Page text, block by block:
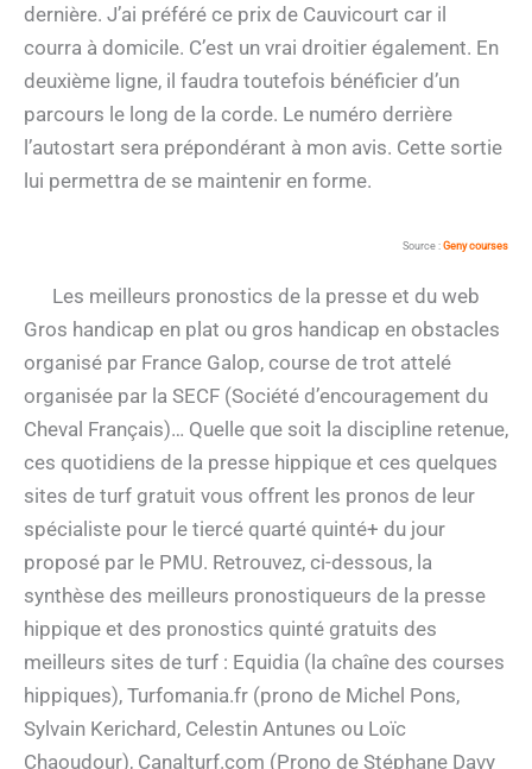
dernière. J’ai préféré ce prix de Cauvicourt car il
courra à domicile. C’est un vrai droitier également. En
deuxième ligne, il faudra toutefois bénéficier d’un
parcours le long de la corde. Le numéro derrière
l’autostart sera prépondérant à mon avis. Cette sortie
lui permettra de se maintenir en forme.
Source : Geny courses
Les meilleurs pronostics de la presse et du web
Gros handicap en plat ou gros handicap en obstacles
organisé par France Galop, course de trot attelé
organisée par la SECF (Société d’encouragement du
Cheval Français)… Quelle que soit la discipline retenue,
ces quotidiens de la presse hippique et ces quelques
sites de turf gratuit vous offrent les pronos de leur
spécialiste pour le tiercé quarté quinté+ du jour
proposé par le PMU. Retrouvez, ci-dessous, la
synthèse des meilleurs pronostiqueurs de la presse
hippique et des pronostics quinté gratuits des
meilleurs sites de turf : Equidia (la chaîne des courses
hippiques), Turfomania.fr (prono de Michel Pons,
Sylvain Kerichard, Celestin Antunes ou Loïc
Chaoudour), Canalturf.com (Prono de Stéphane Davy